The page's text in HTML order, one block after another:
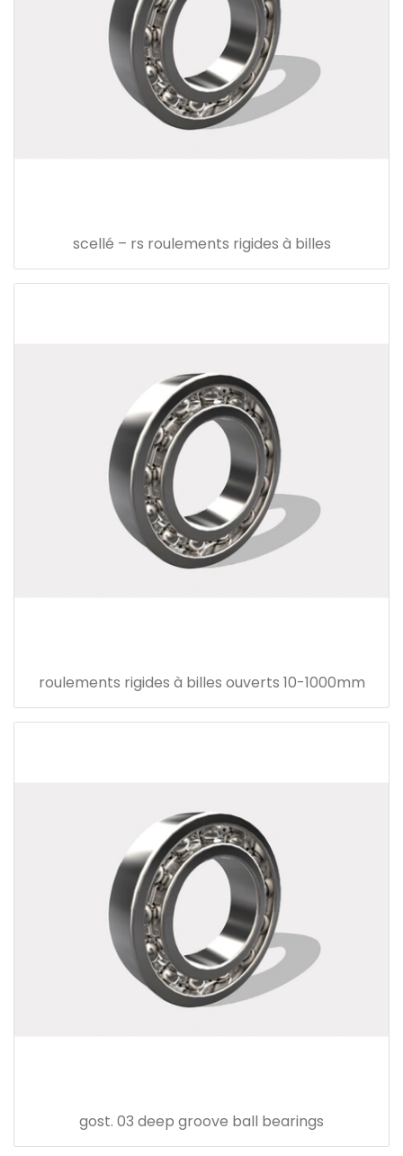
scellé – rs roulements rigides à billes
roulements rigides à billes ouverts 10-1000mm
gost. 03 deep groove ball bearings